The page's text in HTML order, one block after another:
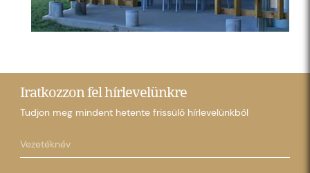
Iratkozzon fel hírlevelünkre
Tudjon meg mindent hetente frissülő hírlevelünkből